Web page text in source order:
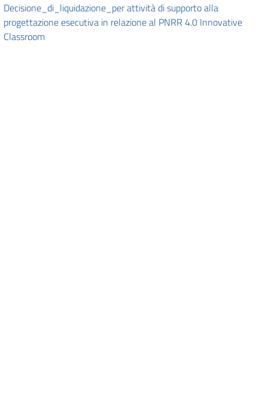
Decisione_di_liquidazione_per attività di supporto alla
progettazione esecutiva in relazione al PNRR 4.0 Innovative
Classroom